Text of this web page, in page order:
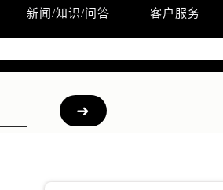
新闻/知识/问答 客户服务